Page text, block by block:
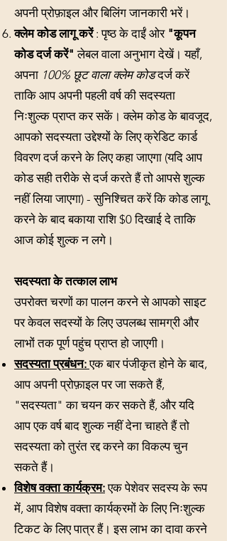
अपनी प्रोफ़ाइल और बिलिंग जानकारी भरें।
क्लेम कोड लागू करें: पृष्ठ के दाईं ओर "कूपन
कोड दर्ज करें" लेबल वाला अनुभाग देखें। यहाँ,
अपना 100% छूट वाला क्लेम कोडदर्ज करें
ताकि आप अपनी पहली वर्ष की सदस्यता
निःशुल्क प्राप्त कर सकें। क्लेम कोड के बावजूद,
आपको सदस्यता उद्देश्यों के लिए क्रेडिट कार्ड
विवरण दर्ज करने के लिए कहा जाएगा (यदि आप
कोड सही तरीके से दर्ज करते हैं तो आपसे शुल्क
नहीं लिया जाएगा) - सुनिश्चित करें कि कोड लागू
करने के बाद बकाया राशि $0 दिखाई दे ताकि
आज कोई शुल्क न लगे।
सदस्यता के तत्काल लाभ
उपरोक्त चरणों का पालन करने से आपको साइट
पर केवल सदस्यों के लिए उपलब्ध सामग्री और
लाभों तक पूर्ण पहुंच प्राप्त हो जाएगी।
सदस्यता प्रबंधन: एक बार पंजीकृत होने के बाद,
आप अपनी प्रोफ़ाइल पर जा सकते हैं,
"सदस्यता" का चयन कर सकते हैं, और यदि
आप एक वर्ष बाद शुल्क नहीं देना चाहते हैं तो
सदस्यता को तुरंत रद्द करने का विकल्प चुन
सकते हैं।
विशेष वक्ता कार्यक्रम:एक पेशेवर सदस्य के रूप
में, आप विशेष वक्ता कार्यक्रमों के लिए निःशुल्क
टिकट के लिए पात्र हैं। इस लाभ का दावा करने